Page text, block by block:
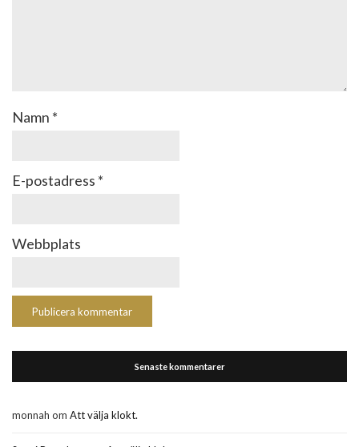
Namn *
E-postadress *
Webbplats
Senaste kommentarer
monnah om Att välja klokt.